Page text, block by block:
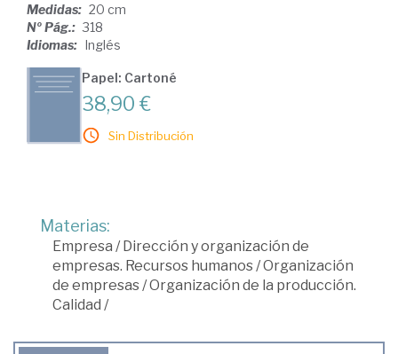
Medidas: 20 cm
Nº Pág.: 318
Idiomas: Inglés
Papel: Cartoné
38,90 €
Sin Distribución
Materias:
Empresa /Dirección y organización de
empresas. Recursos humanos/Organización
de empresas/Organización de la producción.
Calidad /